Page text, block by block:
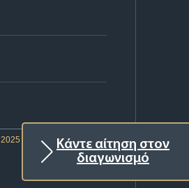
Κάντε αίτηση στον
διαγωνισμό
2025 2026